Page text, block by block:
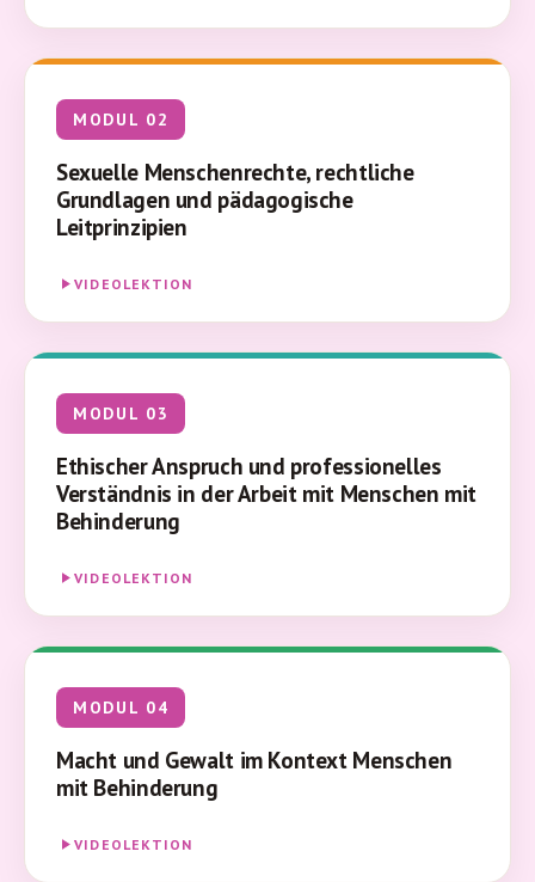
MODUL 02
Sexuelle Menschenrechte, rechtliche
Grundlagen und pädagogische
Leitprinzipien
VIDEOLEKTION
MODUL 03
Ethischer Anspruch und professionelles
Verständnis in der Arbeit mit Menschen mit
Behinderung
VIDEOLEKTION
MODUL 04
Macht und Gewalt im Kontext Menschen
mit Behinderung
VIDEOLEKTION